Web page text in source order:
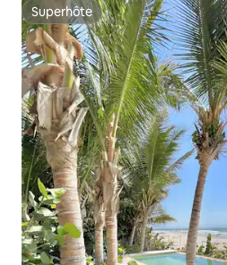
Superhôte
Superhôte